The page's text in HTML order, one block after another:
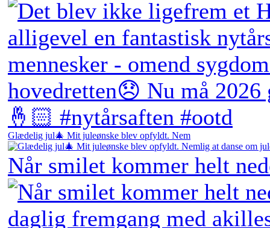
Glædelig jul🎄 Mit juleønske blev opfyldt. Nem
Når smilet kommer helt